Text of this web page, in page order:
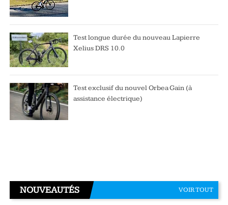
Test longue durée du nouveau Lapierre
Xelius DRS 10.0
Test exclusif du nouvel Orbea Gain (à
assistance électrique)
NOUVEAUTÉS VOIR TOUT